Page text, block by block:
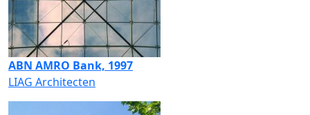
ABN AMRO Bank, 1997
LIAG Architecten